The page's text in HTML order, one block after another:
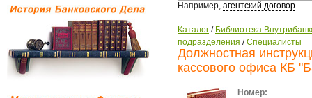
Например, агентский договор
Каталог / Библиотека
подразделения /Специалисты
Должностная
кассового офиса КБ
Номер: